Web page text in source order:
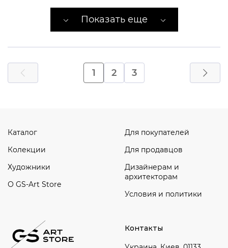
Показать еще
1 2 3
Контакты
Каталог
Колекции
Художники
О GS-Art Store
Для покупателей
Для продавцов
Дизайнерам и
архитекторам
Условия и политики